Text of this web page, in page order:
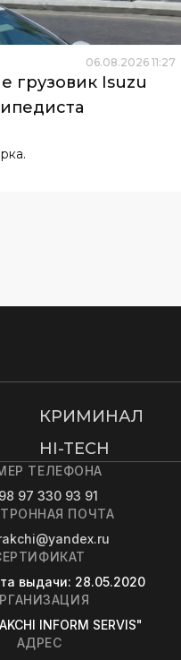
06.08.2026 11:27
грузовик Isuzu
КРИМИНАЛ
HI-TECH
ТЕЛЕФОНА
97 330 93 91
ПОЧТА
выдачи: 28.05.2020
INFORM SERVIS"
АДРЕС